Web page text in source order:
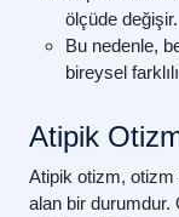
ölçüde değişir.
Bu nedenle,
bireysel
Atipik
Atipik otizm,
alan bir durumdur.